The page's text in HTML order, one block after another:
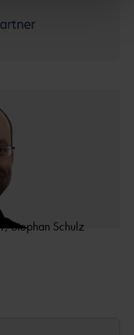
Stephan Schulz